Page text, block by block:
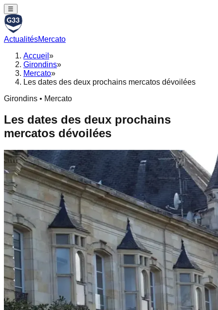
☰
ActualitésMercato
Accueil »
Girondins»
Mercato»
Les dates des deux prochains mercatos dévoilées
Girondins • Mercato
Les dates des deux prochains
mercatos dévoilées